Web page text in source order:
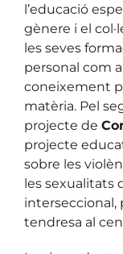
l’educació
gènere i el
les seves
personal com
coneixement
matèria. Pel
projecte de
projecte
sobre les
les sexualitats
interseccional,
tendresa al